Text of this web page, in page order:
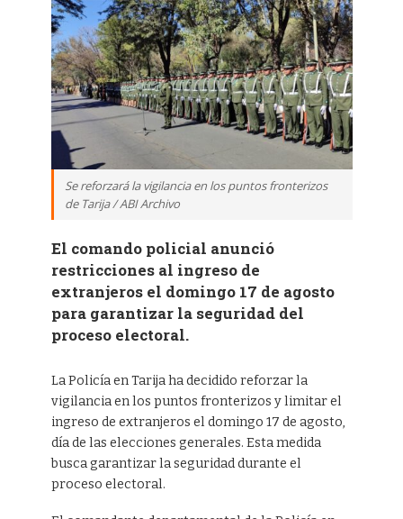
Se reforzará la vigilancia en los puntos fronterizos
de Tarija / ABI Archivo
El comando policial anunció
restricciones al ingreso de
extranjeros el domingo 17 de agosto
para garantizar la seguridad del
proceso electoral.
La Policía en Tarija ha decidido reforzar la
vigilancia en los puntos fronterizos y limitar el
ingreso de extranjeros el domingo 17 de agosto,
día de las elecciones generales. Esta medida
busca garantizar la seguridad durante el
proceso electoral.